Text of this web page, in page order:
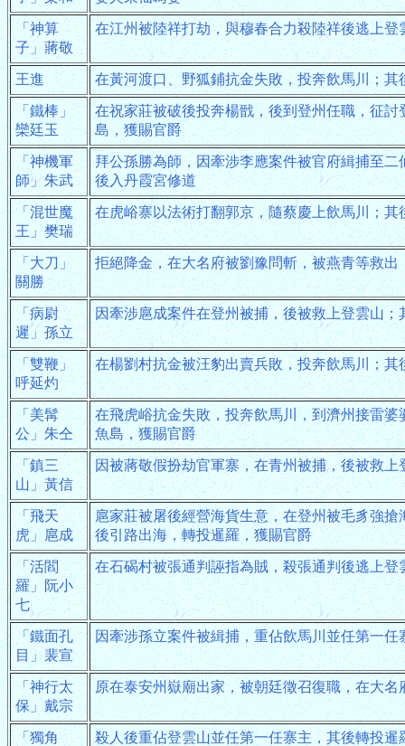
「神算
子」蔣敬
在江州被陸祥打劫，與穆春合力殺陸祥後逃上
王進 在黃河渡口、野狐鋪抗金失敗，投奔飲馬川；
「鐵棒」
欒廷玉
在祝家莊被破後投奔楊戩，後到登州任職，征
島，獲賜官爵
「神機軍
師」朱武
拜公孫勝為師，因牽涉李應案件被官府緝捕至
後入丹霞宮修道
「混世魔
王」樊瑞
在虎峪寨以法術打翻郭京，隨蔡慶上飲馬川；
「大刀」
關勝
拒絕降金，在大名府被劉豫問斬，被燕青等救
「病尉
遲」孫立
因牽涉扈成案件在登州被捕，後被救上登雲山；
「雙鞭」
呼延灼
在楊劉村抗金被汪豹出賣兵敗，投奔飲馬川；
「美髯
公」朱仝
在飛虎峪抗金失敗，投奔飲馬川，到濟州接雷
魚島，獲賜官爵
「鎮三
山」黃信
因被蔣敬假扮劫官軍寨，在青州被捕，後被救
「飛天
虎」扈成
扈家莊被屠後經營海貨生意，在登州被毛豸強
後引路出海，轉投暹羅，獲賜官爵
「活閻
羅」阮小
七
在石碣村被張通判誣指為賊，殺張通判後逃上
「鐵面孔
目」裴宣
因牽涉孫立案件被緝捕，重佔飲馬川並任第一
「神行太
保」戴宗
原在泰安州嶽廟出家，被朝廷徵召復職，在大
「獨角
殺人後重佔登雲山並任第一任寨主，其後轉投暹